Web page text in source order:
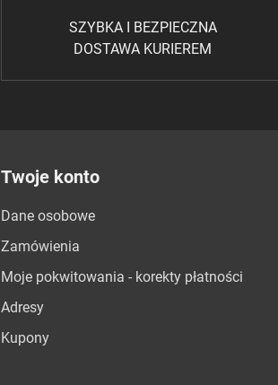
SZYBKA I BEZPIECZNA
DOSTAWA KURIEREM
Twoje konto
Dane osobowe
Zamówienia
Moje pokwitowania - korekty płatności
Adresy
Kupony